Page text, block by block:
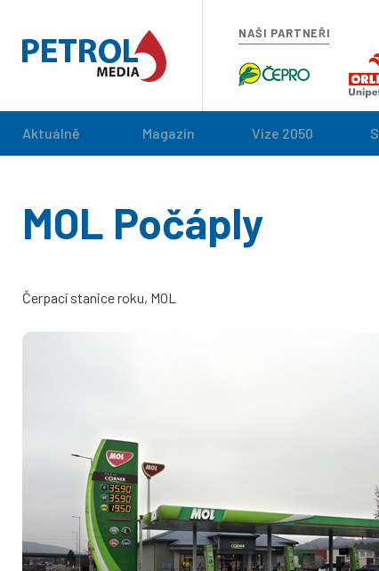
NAŠI PARTNEŘI
Aktuálně Magazín Vize 2050
MOL Počáply
Čerpací stanice roku, MOL